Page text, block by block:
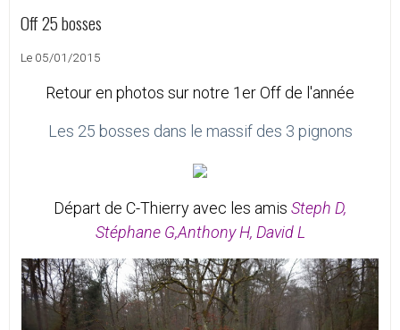
Off 25 bosses
Le 05/01/2015
Retour en photos sur notre 1er Off de l'année
Les 25 bosses dans le massif des 3 pignons
Départ de C-Thierry avec les amis Steph D,
Stéphane G,Anthony H, David L